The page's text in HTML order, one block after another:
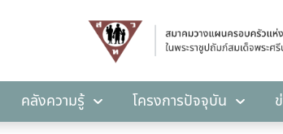
คลังความรู้ โครงการปัจจุบัน
คลังความรู้ โครงการปัจจุบัน